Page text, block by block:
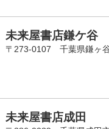
未来屋書店鎌ケ谷
〒273-0107 千葉県鎌ヶ
未来屋書店成田